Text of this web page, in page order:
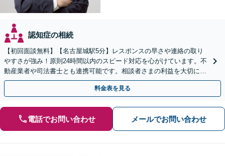
認知症の相続
【初回面談無料】【名古屋城駅5分】レスポンスの早さや連絡の取り
やすさが強み！原則24時間以内のスピード対応を心がけています。不
動産業者や司法書士とも連携可能です。相談者さまの利益を大切にい
たします。【完全個室】
料金表を見る
電話でお問い合わせ メールでお問い合わせ